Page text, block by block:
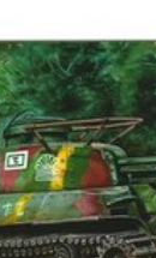
(Japan) (31)